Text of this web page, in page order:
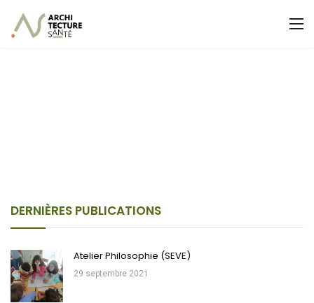
DERNIÈRES PUBLICATIONS
Atelier Philosophie (SEVE)
29 septembre 2021